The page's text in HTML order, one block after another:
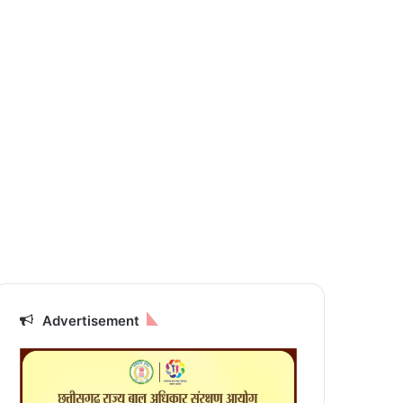
Advertisement